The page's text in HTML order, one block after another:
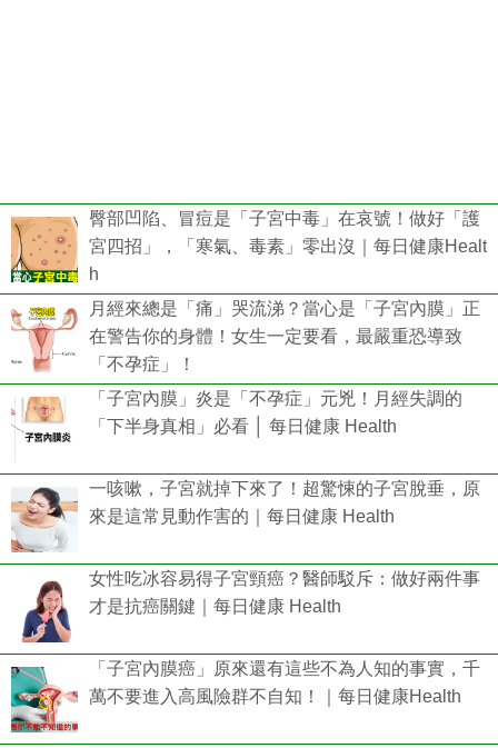
臀部凹陷、冒痘是「子宮中毒」在哀號！做好「護
宮四招」，「寒氣、毒素」零出沒｜每日健康Healt
h
月經來總是「痛」哭流涕？當心是「子宮內膜」正
在警告你的身體！女生一定要看，最嚴重恐導致
「不孕症」！
「子宮內膜」炎是「不孕症」元兇！月經失調的
「下半身真相」必看 │ 每日健康 Health
一咳嗽，子宮就掉下來了！超驚悚的子宮脫垂，原
來是這常見動作害的｜每日健康 Health
女性吃冰容易得子宮頸癌？醫師駁斥：做好兩件事
才是抗癌關鍵｜每日健康 Health
「子宮內膜癌」原來還有這些不為人知的事實，千
萬不要進入高風險群不自知！｜每日健康Health